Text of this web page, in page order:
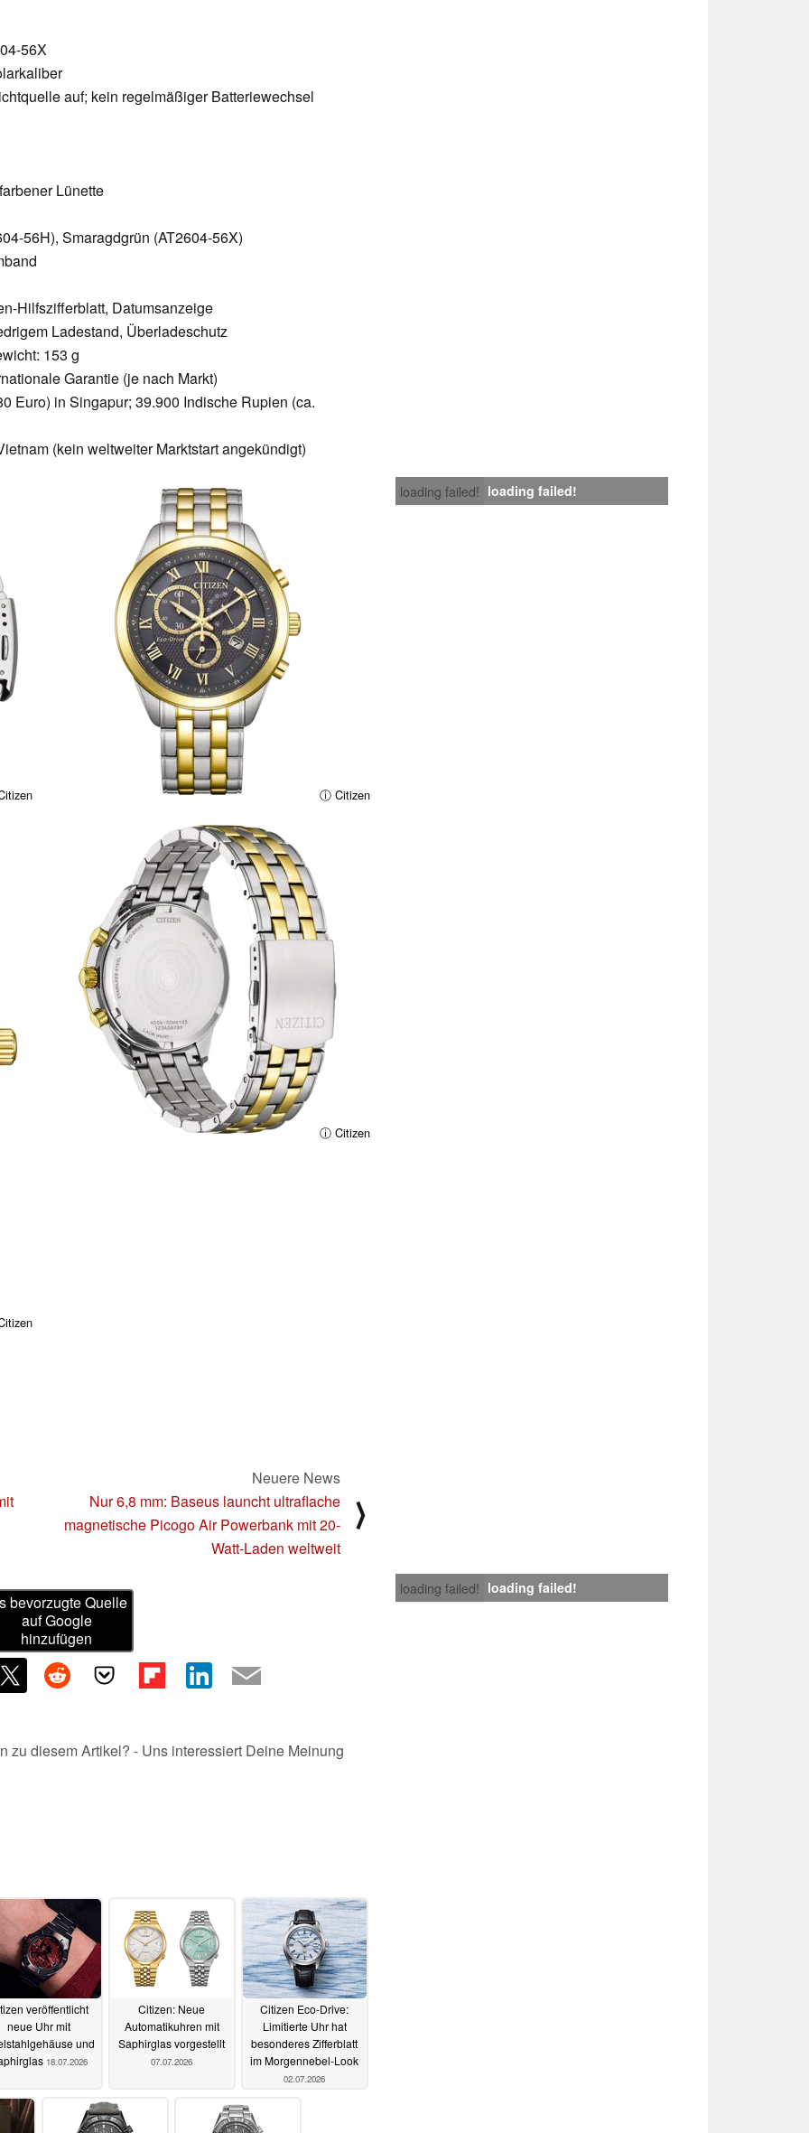
56X
auf; kein regelmäßiger Batteriewechsel
Lünette
56H), Smaragdgrün (AT2604-56X)
Hilfszifferblatt, Datumsanzeige
Ladestand, Überladeschutz
153 g
Garantie (je nach Markt)
Euro) in Singapur; 39.900 Indische Rupien (ca.
(kein weltweiter Marktstart angekündigt)
loading failed! loading failed!
ⓘ Citizen
ⓘ Citizen
Neuere News
Nur 6,8 mm: Baseus launcht ultraflache
magnetische Picogo Air Powerbank mit 20-
Watt-Laden weltweit
⟩
loading failed! loading failed!
bevorzugte Quelle
auf Google
hinzufügen
zu diesem Artikel? - Uns interessiert Deine Meinung
veröffentlicht
neue Uhr mit
und
18.07.2026
Citizen: Neue
Automatikuhren mit
Saphirglas vorgestellt
07.07.2026
Citizen Eco-Drive:
Limitierte Uhr hat
besonderes Zifferblatt
im Morgennebel-Look
02.07.2026